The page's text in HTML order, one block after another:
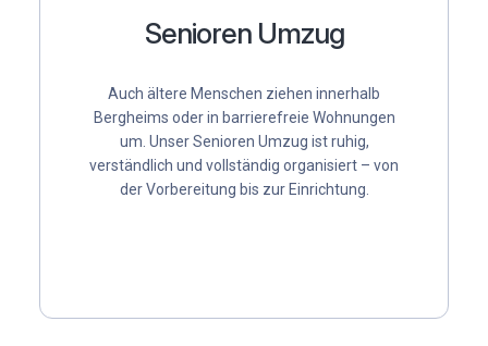
Senioren Umzug
Auch ältere Menschen ziehen innerhalb
Bergheims oder in barrierefreie Wohnungen
um. UnserSenioren Umzug ist ruhig,
verständlich und vollständig organisiert – von
der Vorbereitung bis zur Einrichtung.